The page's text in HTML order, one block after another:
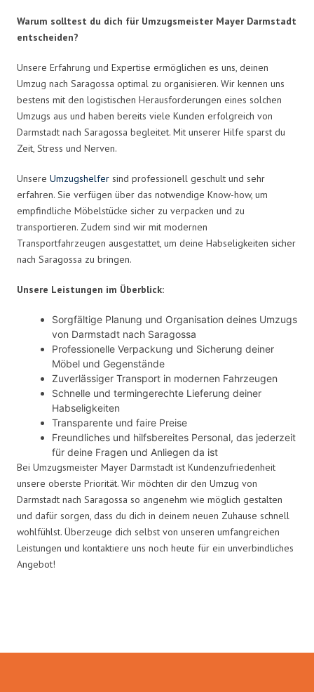
Warum solltest du dich für Umzugsmeister Mayer Darmstadt
entscheiden?
Unsere Erfahrung und Expertise ermöglichen es uns, deinen
Umzug nach Saragossa optimal zu organisieren. Wir kennen uns
bestens mit den logistischen Herausforderungen eines solchen
Umzugs aus und haben bereits viele Kunden erfolgreich von
Darmstadt nach Saragossa begleitet. Mit unserer Hilfe sparst du
Zeit, Stress und Nerven.
Unsere Umzugshelfer sind professionell geschult und sehr
erfahren. Sie verfügen über das notwendige Know-how, um
empfindliche Möbelstücke sicher zu verpacken und zu
transportieren. Zudem sind wir mit modernen
Transportfahrzeugen ausgestattet, um deine Habseligkeiten sicher
nach Saragossa zu bringen.
Unsere Leistungen im Überblick:
Sorgfältige Planung und Organisation deines Umzugs
von Darmstadt nach Saragossa
Professionelle Verpackung und Sicherung deiner
Möbel und Gegenstände
Zuverlässiger Transport in modernen Fahrzeugen
Schnelle und termingerechte Lieferung deiner
Habseligkeiten
Transparente und faire Preise
Freundliches und hilfsbereites Personal, das jederzeit
für deine Fragen und Anliegen da ist
Bei Umzugsmeister Mayer Darmstadt ist Kundenzufriedenheit
unsere oberste Priorität. Wir möchten dir den Umzug von
Darmstadt nach Saragossa so angenehm wie möglich gestalten
und dafür sorgen, dass du dich in deinem neuen Zuhause schnell
wohlfühlst. Überzeuge dich selbst von unseren umfangreichen
Leistungen und kontaktiere uns noch heute für ein unverbindliches
Angebot!